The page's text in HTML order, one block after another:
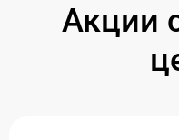
Акции